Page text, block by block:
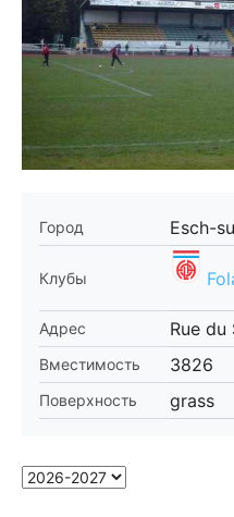
Город Esch-
Клубы
Адрес Rue du
Вместимость 3826
Поверхность grass